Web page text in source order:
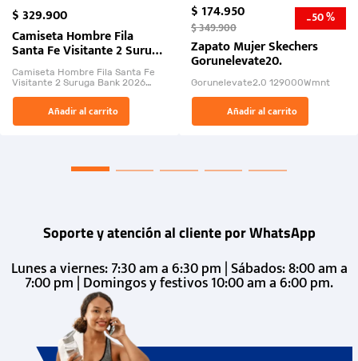
$329.900
Camiseta Hombre Fila
Santa Fe Visitante 2 Suruga
Bank 2026
Camiseta Hombre Fila Santa Fe
Visitante 2 Suruga Bank 2026
El Rugido del Sol Naciente:
“Primeros para la Et...
Añadir al carrito
$174.950
$349.900 -50 %
Zapato Mujer Skechers
Gorunelevate20.
Gorunelevate2.0 129000Wmnt
Añadir al carrito
Soporte y atención al cliente por WhatsApp
Lunes a viernes: 7:30 am a 6:30 pm | Sábados: 8:00 am a
7:00 pm | Domingos y festivos 10:00 am a 6:00 pm.